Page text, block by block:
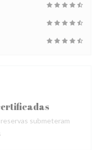
submeteram